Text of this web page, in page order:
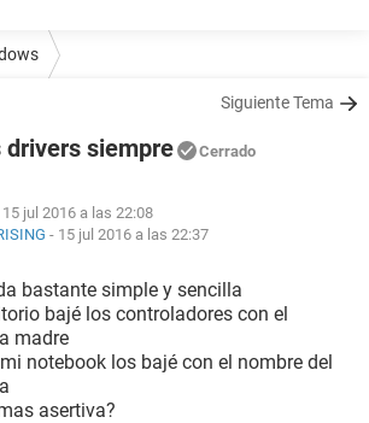
Siguiente Tema
drivers siempre Cerrado
15 jul 2016 a las 22:08
- 15 jul 2016 a las 22:37
bastante simple y sencilla
bajé los controladores con el
madre
notebook los bajé con el nombre del
asertiva?